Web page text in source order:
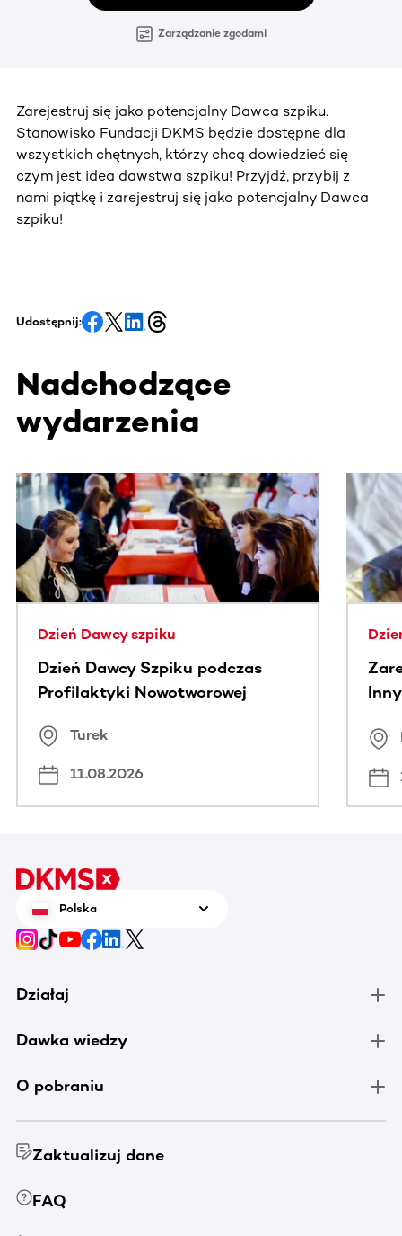
Zarządzanie zgodami
Zarejestruj się jako potencjalny Dawca szpiku.
Stanowisko Fundacji DKMS będzie dostępne dla
wszystkich chętnych, którzy chcą dowiedzieć się
czym jest idea dawstwa szpiku! Przyjdź, przybij z
nami piątkę i zarejestruj się jako potencjalny Dawca
szpiku!
Udostępnij:
Nadchodzące
wydarzenia
Ta sekcja zawiera treści przewijane w poziomie. Użyj
Dzień Dawcy szpiku
Dzień Dawcy Szpiku podczas
Profilaktyki Nowotworowej
Turek
11.08.2026
Polska
Działaj
Dawka wiedzy
O pobraniu
Zaktualizuj dane
FAQ